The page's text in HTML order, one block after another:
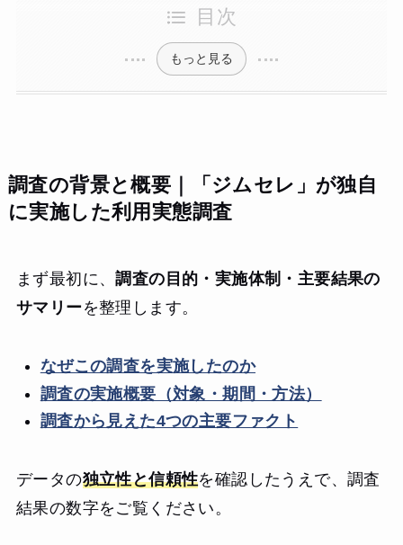
目次
もっと見る
調査の背景と概要｜「ジムセレ」が独自
に実施した利用実態調査
まず最初に、調査の目的・実施体制・主要結果の
サマリーを整理します。
なぜこの調査を実施したのか
調査の実施概要（対象・期間・方法）
調査から見えた4つの主要ファクト
データの独立性と信頼性を確認したうえで、調査
結果の数字をご覧ください。